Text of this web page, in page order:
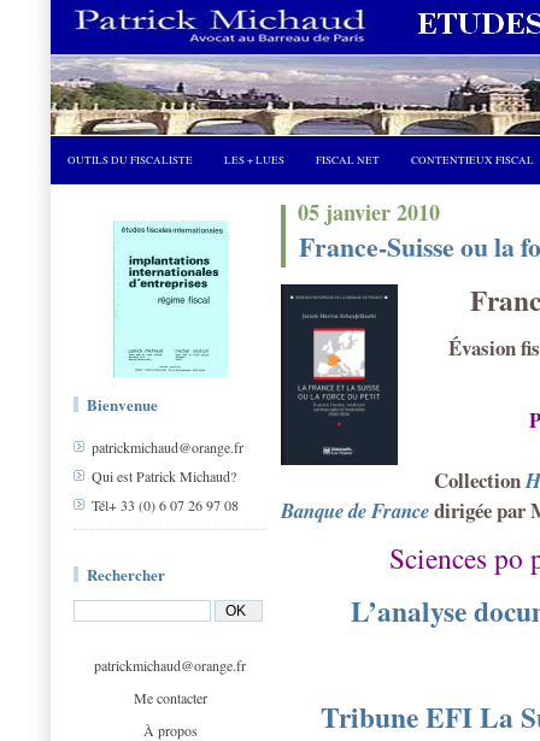
OUTILS DU FISCALISTE LES + LUES FISCAL NET CONTENTIEUX FISCAL
Bienvenue
patrickmichaud@orange.fr
Qui est Patrick Michaud?
Tél+ 33 (0) 6 07 26 97 08
Rechercher
patrickmichaud@orange.fr
Me contacter
À propos
05 janvier 2010
France-Suisse ou la
Évasion
Collection
Banque de Francedirigée par
Sciences po
L’analyse
Tribune EFI La